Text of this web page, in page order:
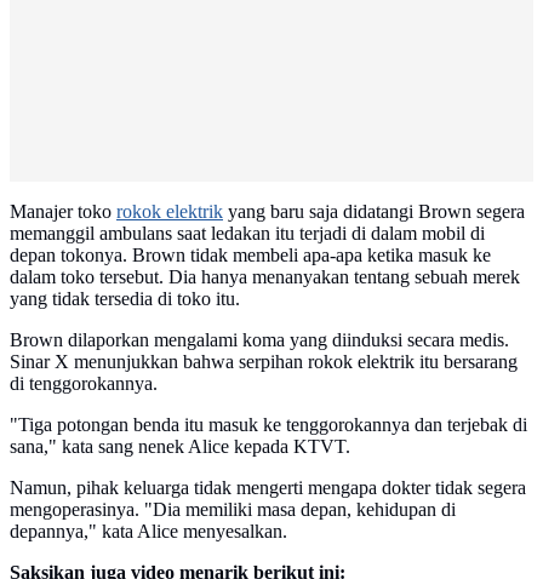
Manajer toko rokok elektrik yang baru saja didatangi Brown segera
memanggil ambulans saat ledakan itu terjadi di dalam mobil di
depan tokonya. Brown tidak membeli apa-apa ketika masuk ke
dalam toko tersebut. Dia hanya menanyakan tentang sebuah merek
yang tidak tersedia di toko itu.
Brown dilaporkan mengalami koma yang diinduksi secara medis.
Sinar X menunjukkan bahwa serpihan rokok elektrik itu bersarang
di tenggorokannya.
"Tiga potongan benda itu masuk ke tenggorokannya dan terjebak di
sana," kata sang nenek Alice kepada KTVT.
Namun, pihak keluarga tidak mengerti mengapa dokter tidak segera
mengoperasinya. "Dia memiliki masa depan, kehidupan di
depannya," kata Alice menyesalkan.
Saksikan juga video menarik berikut ini: